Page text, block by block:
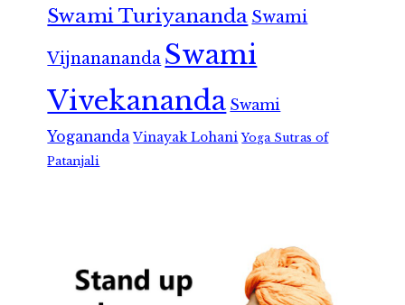
Swami Turiyananda Swami
Vijnanananda Swami
Vivekananda Swami
Yogananda Vinayak Lohani Yoga Sutras of
Patanjali